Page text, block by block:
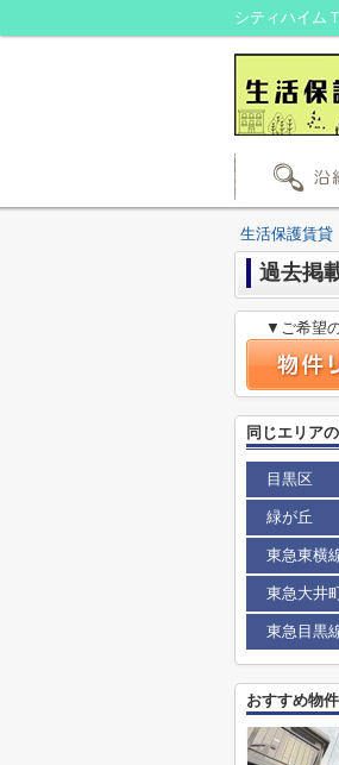
シティハイム
生活保護賃貸
過去掲
▼ご希望
同じエリア
目黒区
緑が丘
東急東横
東急大井
東急目黒
おすすめ物件